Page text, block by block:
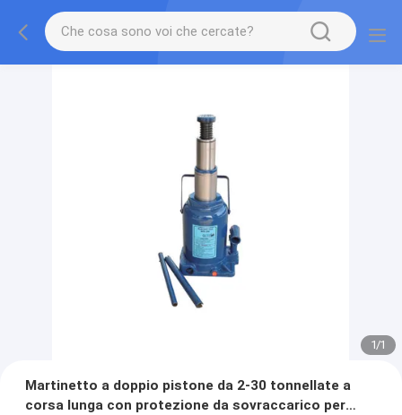
1/1
Martinetto a doppio pistone da 2-30 tonnellate a
corsa lunga con protezione da sovraccarico per